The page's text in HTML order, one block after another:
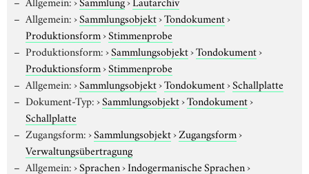
Allgemein:›Sammlungsobjekt›Tondokument›
Produktionsform›Stimmenprobe
Produktionsform:›Sammlungsobjekt›Tondokument›
Produktionsform›Stimmenprobe
Allgemein:›Sammlungsobjekt›Tondokument›Schallplatte
Dokument-Typ:›Sammlungsobjekt›Tondokument›
Schallplatte
Zugangsform:›Sammlungsobjekt›Zugangsform›
Verwaltungsübertragung
Allgemein:›Sprachen›Indogermanische Sprachen›